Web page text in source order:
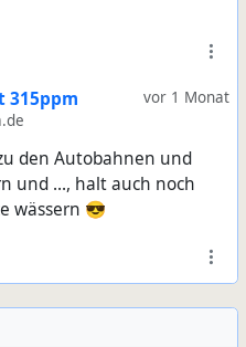
vor 1 Monat
315ppm
den Autobahnen und
und ..., halt auch noch
wässern 😎